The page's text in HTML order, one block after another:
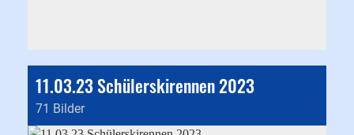
11.03.23 Schülerskirennen 2023
71 Bilder